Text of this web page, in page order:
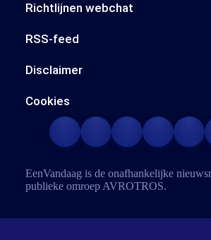
Richtlijnen webchat
RSS-feed
Disclaimer
Cookies
EenVandaag is de onafhankelijke
publieke omroep AVROTROS.